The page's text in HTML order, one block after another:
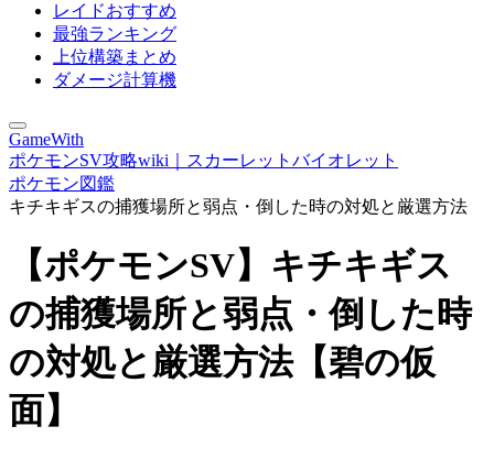
レイドおすすめ
最強ランキング
上位構築まとめ
ダメージ計算機
GameWith
ポケモンSV攻略wiki｜スカーレットバイオレット
ポケモン図鑑
キチキギスの捕獲場所と弱点・倒した時の対処と厳選方法
【ポケモンSV】キチキギス
の捕獲場所と弱点・倒した時
の対処と厳選方法【碧の仮
面】